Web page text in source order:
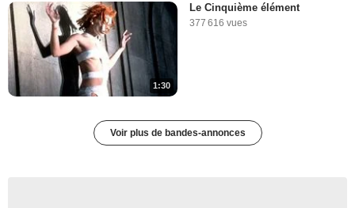
1:30
Le Cinquième élément
377 616 vues
Voir plus de bandes-annonces